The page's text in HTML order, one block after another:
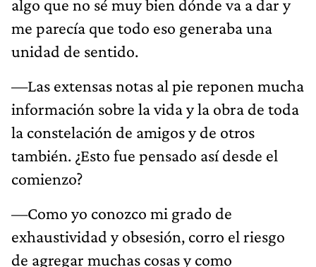
algo que no sé muy bien dónde va a dar y
me parecía que todo eso generaba una
unidad de sentido.
—Las extensas notas al pie reponen mucha
información sobre la vida y la obra de toda
la constelación de amigos y de otros
también. ¿Esto fue pensado así desde el
comienzo?
—Como yo conozco mi grado de
exhaustividad y obsesión, corro el riesgo
de agregar muchas cosas y como